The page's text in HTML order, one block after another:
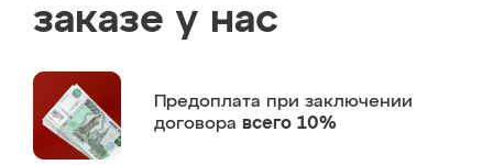
заказе у нас
Предоплата при заключении
договора всего 10%